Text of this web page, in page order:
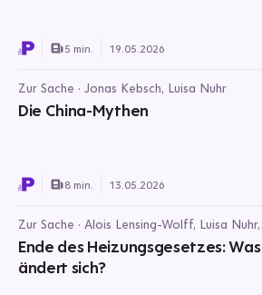
5 min. 19.05.2026
Zur Sache · Jonas Kebsch, Luisa Nuhr
Die China-Mythen
8 min. 13.05.2026
Zur Sache · Alois Lensing-Wolff, Luisa Nuhr,
Jonathan Packroff
Ende des Heizungsgesetzes: Was
ändert sich?